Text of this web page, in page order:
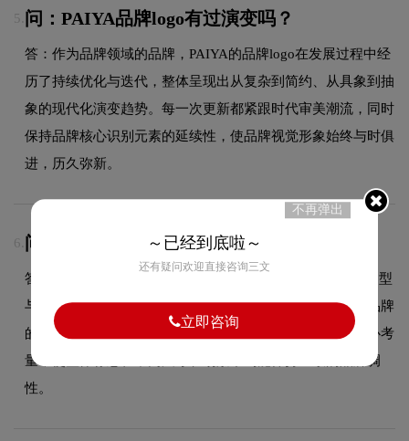
5. 问：PAIYA品牌logo有过演变吗？
答：作为品牌领域的品牌，PAIYA的品牌logo在发展过程中经
历了持续优化与迭代，整体呈现出从复杂到简约、从具象到抽
象的现代化演变趋势。每一次更新都紧跟时代审美潮流，同时
保持品牌核心识别元素的延续性，使品牌视觉形象始终与时俱
进，历久弥新。
6. 问：PAIYAlogo使用的是什么字体？
答：PAIYA品牌标志采用的是现代无衬线字体设计，字体造型
与品牌形象高度契合，在确保良好阅读性的同时，彰显了品牌
的极简现代设计风格。字体的结构、粗细及间距都经过精心考
量，使整体标志在不同尺寸和场景下均能保持一致的品牌调
性。
不再弹出
～已经到底啦～
还有疑问欢迎直接咨询三文
立即咨询